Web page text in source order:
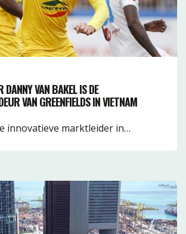
DANNY VAN BAKEL IS DE
VAN GREENFIELDS IN VIETNAM
innovatieve marktleider in…